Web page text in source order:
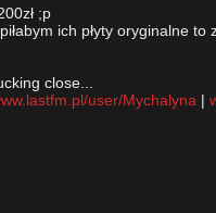
;p
ich płyty oryginalne
close...
user/Mychalyna |